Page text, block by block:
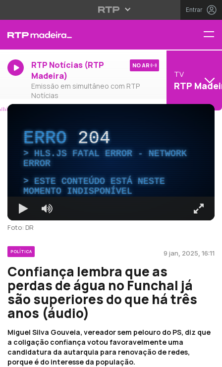
Entrar
RTP Notícias (RTP
Madeira)
Emissão em simultâneo com RTP
Notícias
NO AR
TV
RTP
ERRO204
HLS.JS FATAL ERROR - NETWORK
ERROR
ESTE CONTEÚDO ESTÁ NESTE
MOMENTO INDISPONÍVEL
Foto: DR
POLÍTICA 9 jan, 2025, 16:11
Confiança lembra que as
perdas de água no Funchal já
são superiores do que há três
anos (áudio)
Miguel Silva Gouveia, vereador sem pelouro do PS, diz que
a coligação confiança votou favoravelmente uma
candidatura da autarquia para renovação de redes,
porque é do interesse da população.